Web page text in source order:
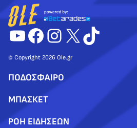
YouTube
Facebook
Instagram
X TikTok
© Copyright 2026 Ole.gr
ΠΟΔΟΣΦΑΙΡΟ
ΜΠΑΣΚΕΤ
ΡΟΗ ΕΙΔΗΣΕΩΝ